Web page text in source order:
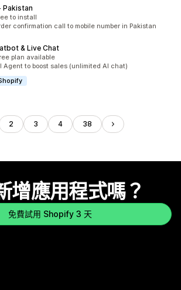
Pakistan
to install
confirmation call to mobile number in Pakistan
& Live Chat
plan available
Agent to boost sales (unlimited AI chat)
2 3 4 38
增應用程式嗎？
免費試用 Shopify 3 天